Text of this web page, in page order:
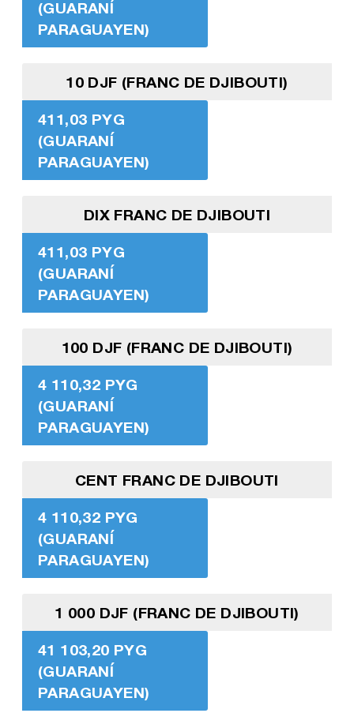
(GUARANÍ
PARAGUAYEN)
10 DJF (FRANC DE DJIBOUTI)
411,03 PYG
(GUARANÍ
PARAGUAYEN)
DIX FRANC DE DJIBOUTI
411,03 PYG
(GUARANÍ
PARAGUAYEN)
100 DJF (FRANC DE DJIBOUTI)
4 110,32 PYG
(GUARANÍ
PARAGUAYEN)
CENT FRANC DE DJIBOUTI
4 110,32 PYG
(GUARANÍ
PARAGUAYEN)
1 000 DJF (FRANC DE DJIBOUTI)
41 103,20 PYG
(GUARANÍ
PARAGUAYEN)